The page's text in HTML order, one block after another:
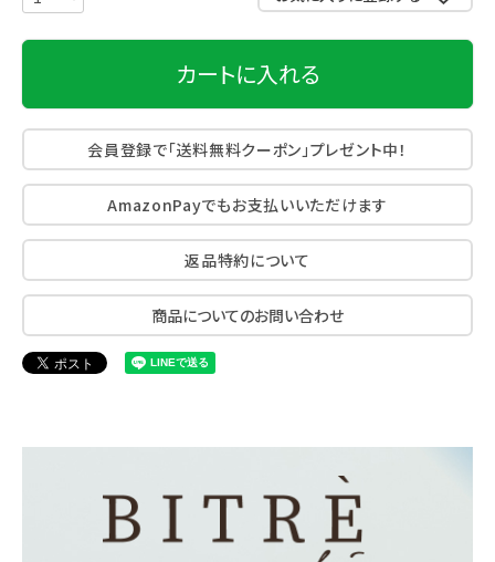
カートに入れる
会員登録で「送料無料クーポン」プレゼント中！
AmazonPayでもお支払いいただけます
返品特約について
商品についてのお問い合わせ